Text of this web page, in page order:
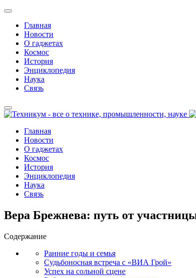
Главная
Новости
О гаджетах
Космос
История
Энциклопедия
Наука
Связь
Главная
Новости
О гаджетах
Космос
История
Энциклопедия
Наука
Связь
Вера Брежнева: путь от
Содержание
Ранние годы и семья
Судьбоносная встреча с «ВИА Грой»
Успех на сольной сцене